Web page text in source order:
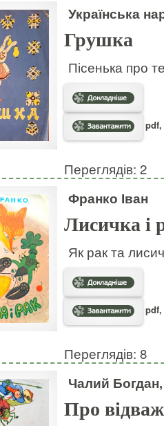
Українська
Грушка
Пісенька про
pdf,
Переглядів: 2
Франко Іван
Лисичка і
Як рак та
pdf,
Переглядів: 8
Чалий
Про